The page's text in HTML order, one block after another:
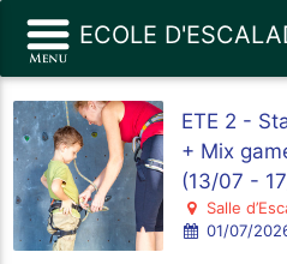
ECOLE
ETE 2 -
+ Mix
(13/07 -
Salle
01/07/